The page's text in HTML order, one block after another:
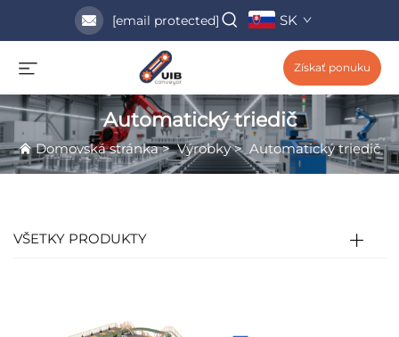
[email protected] SK
Získať ponuku
Automatický triedič
Domovská stránka>Výrobky> Automatický triedič
VŠETKY PRODUKTY